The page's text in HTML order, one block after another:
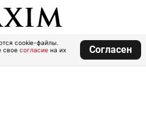
cookie-файлы.
свое согласие на их
Согласен